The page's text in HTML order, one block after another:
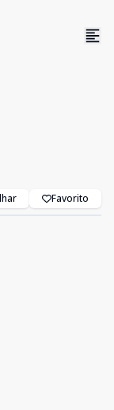
Favorito